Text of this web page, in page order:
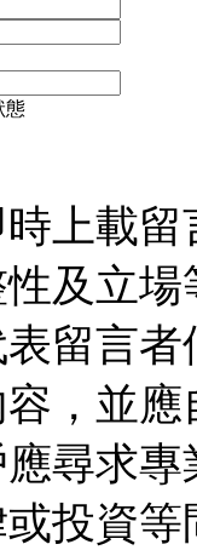
態
上載
及立
留言
，並
尋求
投資